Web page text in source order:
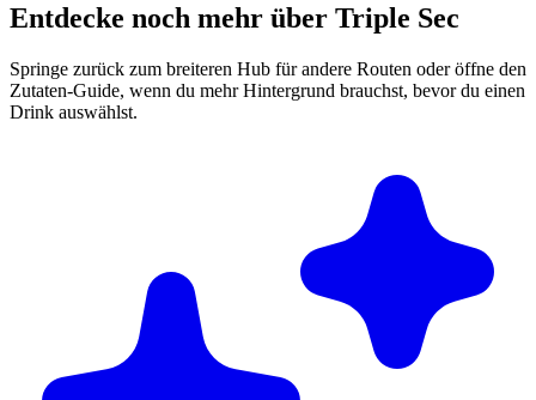
Entdecke noch mehr über Triple Sec
Springe zurück zum breiteren Hub für andere Routen oder öffne den
Zutaten-Guide, wenn du mehr Hintergrund brauchst, bevor du einen
Drink auswählst.